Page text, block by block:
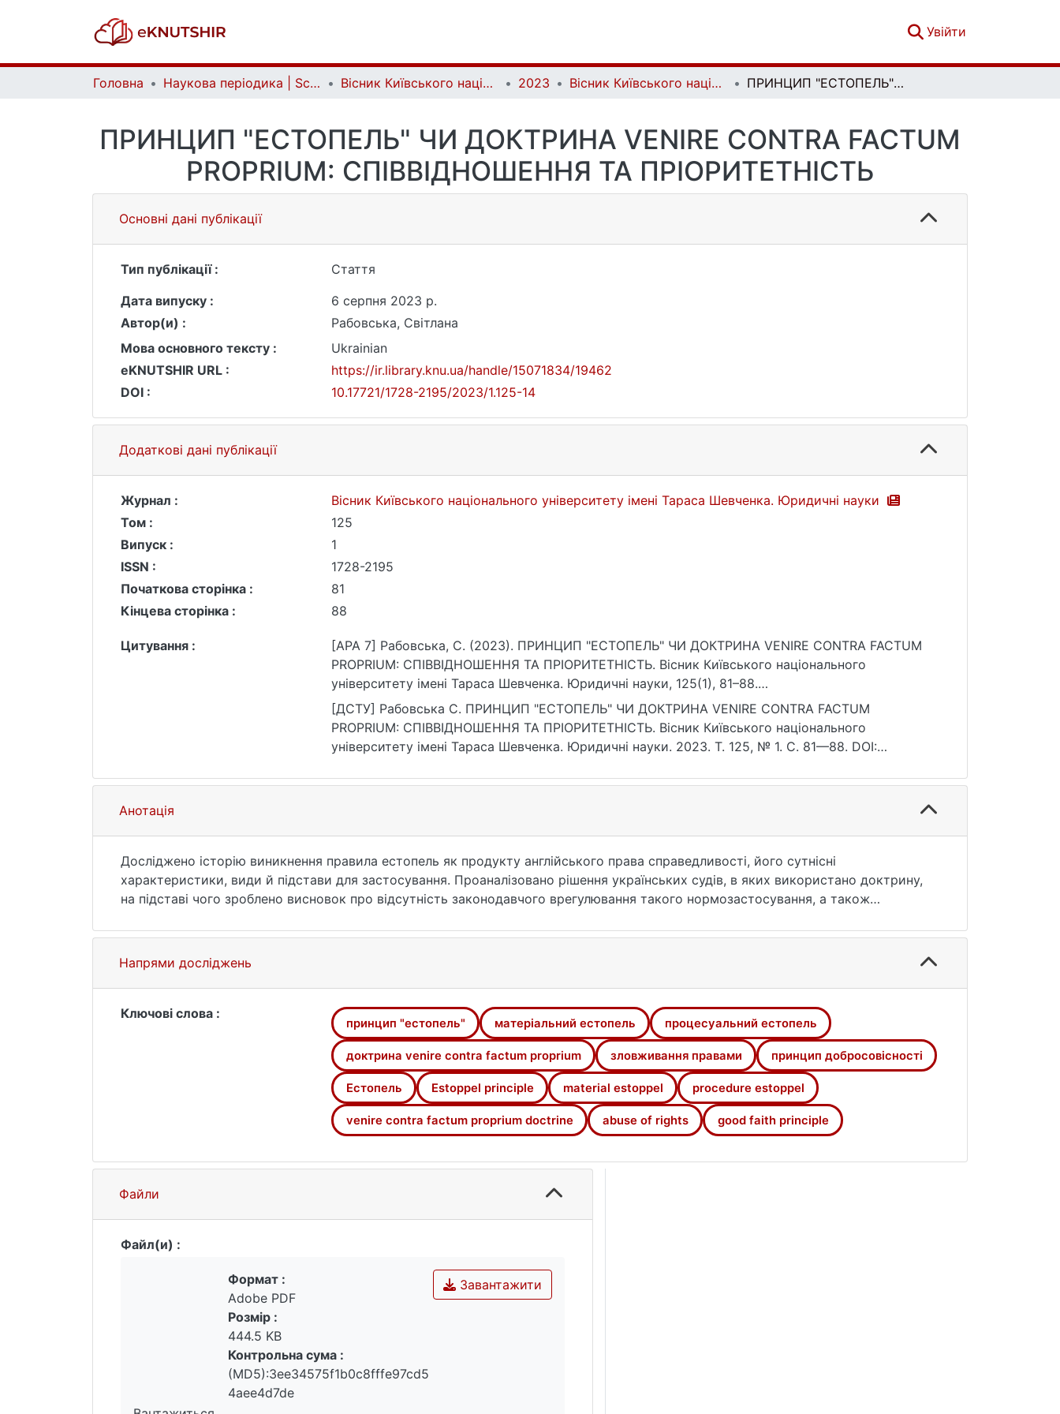
Увійти
Головна Наукова періодика | Scientific periodicals Вісник Київського національного університету імені Тараса Шевченка. Юридичні науки | Bulletin of Taras Shevchenko National University of Kyiv. Legal Studies 2023 Вісник Київського національного університету імені Тараса Шевченка. Юридичні науки. Вип. 1 (125) ПРИНЦИП "ЕСТОПЕЛЬ" ЧИ ДОКТРИНА VENIRE CONTRA FACTUM PROPRIUM: СПІВВІДНОШЕННЯ ТА ПРІОРИТЕТНІСТЬ
ПРИНЦИП "ЕСТОПЕЛЬ" ЧИ ДОКТРИНА VENIRE CONTRA FACTUM
PROPRIUM: СПІВВІДНОШЕННЯ ТА ПРІОРИТЕТНІСТЬ
Основні дані публікації
Тип публікації :
Стаття
Дата випуску :
6 серпня 2023 р.
Автор(и) :
Рабовська, Світлана
Мова основного тексту :
Ukrainian
eKNUTSHIR URL :
https://ir.library.knu.ua/handle/15071834/19462
DOI :
10.17721/1728-2195/2023/1.125-14
Додаткові дані публікації
Журнал :
Вісник Київського національного університету імені Тараса Шевченка. Юридичні науки
Том :
125
Випуск :
1
ISSN :
1728-2195
Початкова сторінка :
81
Кінцева сторінка :
88
Цитування :
[APA 7] Рабовська, С. (2023). ПРИНЦИП "ЕСТОПЕЛЬ" ЧИ ДОКТРИНА VENIRE CONTRA FACTUM
PROPRIUM: СПІВВІДНОШЕННЯ ТА ПРІОРИТЕТНІСТЬ. Вісник Київського національного
університету імені Тараса Шевченка. Юридичні науки, 125(1), 81–88.
https://doi.org/10.17721/1728-2195/2023/1.125-14
[ДСТУ] Рабовська С. ПРИНЦИП "ЕСТОПЕЛЬ" ЧИ ДОКТРИНА VENIRE CONTRA FACTUM
PROPRIUM: СПІВВІДНОШЕННЯ ТА ПРІОРИТЕТНІСТЬ. Вісник Київського національного
університету імені Тараса Шевченка. Юридичні науки. 2023. Т. 125, № 1. С. 81—88. DOI:
Анотація
Досліджено історію виникнення правила естопель як продукту англійського права справедливості, його сутнісні
характеристики, види й підстави для застосування. Проаналізовано рішення українських судів, в яких використано доктрину,
на підставі чого зроблено висновок про відсутність законодавчого врегулювання такого нормозастосування, а також
історично адаптованої доктрини venire contra factum proprium – з урахуванням доктрини західної традиції континентального
права розглядати взаємини як угоду, використовуючи естопель для випадків, що не можуть розглядатись як угода. Зазначено,
що використання доктрини естопель передбачає його законодавче унормування. Зроблено висновки, що імплементація
інститутів англійського права є важливим кроком збагачення інструментарію української практики щодо протидії зловживанню
правами. Утім, імплементація повинна мати законодавче унормування, бути доктринально обґрунтованою та не обходити
історично адаптовані конструкції, здатні виконувати аналогічні функції.
Напрями досліджень
Ключові слова :
принцип "естопель" матеріальний естопель процесуальний естопель
доктрина venire contra factum proprium зловживання правами принцип добросовісності
Естопель Estoppel principle material estoppel procedure estoppel
venire contra factum proprium doctrine abuse of rights good faith principle
Файли
Файл(и) :
Завантажити
Формат :
Adobe PDF
Розмір :
444.5 KB
Контрольна сума :
(MD5):3ee34575f1b0c8fffe97cd5
4aee4d7de